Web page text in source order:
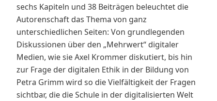
sechs Kapiteln und 38 Beiträgen beleuchtet die
Autorenschaft das Thema von ganz
unterschiedlichen Seiten: Von grundlegenden
Diskussionen über den „Mehrwert“ digitaler
Medien, wie sie Axel Krommer diskutiert, bis hin
zur Frage der digitalen Ethik in der Bildung von
Petra Grimm wird so die Vielfältigkeit der Fragen
sichtbar, die die Schule in der digitalisierten Welt